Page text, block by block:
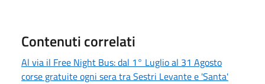
Contenuti correlati
Al via il Free Night Bus: dal 1° Luglio al 31 Agosto
corse gratuite ogni sera tra Sestri Levante e 'Santa'